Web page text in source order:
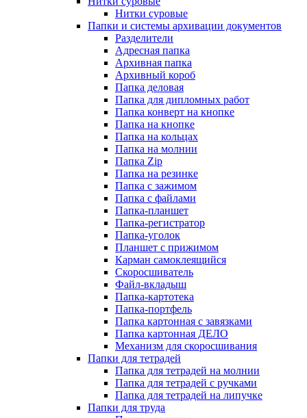
Нитки суровые
Папки и системы архивации документов
Разделители
Адресная папка
Архивная папка
Архивный короб
Папка деловая
Папка для дипломных работ
Папка конверт на кнопке
Папка на кнопке
Папка на кольцах
Папка на молнии
Папка Zip
Папка на резинке
Папка с зажимом
Папка с файлами
Папка-планшет
Папка-регистратор
Папка-уголок
Планшет с прижимом
Карман самоклеящийся
Скоросшиватель
Файл-вкладыш
Папка-картотека
Папка-портфель
Папка картонная с завязками
Папка картонная ДЕЛО
Механизм для скоросшивания
Папки для тетрадей
Папка для тетрадей на молнии
Папка для тетрадей с ручками
Папка для тетрадей на липучке
Папки для труда